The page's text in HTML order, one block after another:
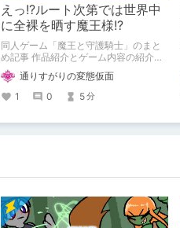
えっ!?ルート次第では世界中
に全裸を晒す魔王様!?
同人ゲーム「魔王と守護騎士」のまと
め記事 作品紹介とゲーム内容の紹介に
なります。
通りすがりの変態仮面
1
0 5分